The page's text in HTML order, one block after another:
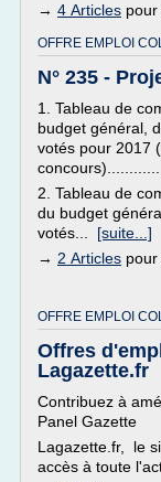
→ 4 Articles
OFFRE EMPLOI
N° 235 -
1. Tableau de
budget général,
votés pour 2017
2. Tableau de
du budget
votés... [suite...]
→ 2 Articles
OFFRE EMPLOI
Offres
Lagazette.fr
Contribuez à
Panel Gazette
Lagazette.fr, le
accès à toute